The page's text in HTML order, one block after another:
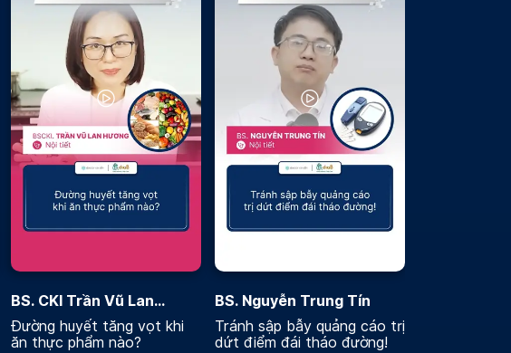
BS. CKI Trần Vũ Lan
Hương
Đường huyết tăng vọt khi
ăn thực phẩm nào?
BS. Nguyễn Trung Tín
Tránh sập bẫy quảng cáo trị
dứt điểm đái tháo đường!